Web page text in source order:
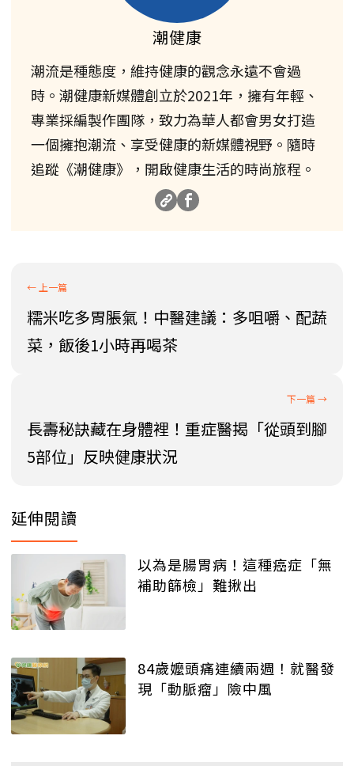
潮健康
潮流是種態度，維持健康的觀念永遠不會過
時。潮健康新媒體創立於2021年，擁有年輕、
專業採編製作團隊，致力為華人都會男女打造
一個擁抱潮流、享受健康的新媒體視野。隨時
追蹤《潮健康》，開啟健康生活的時尚旅程。
糯米吃多胃脹氣！中醫建議：多咀嚼、配蔬
菜，飯後1小時再喝茶
長壽秘訣藏在身體裡！重症醫揭「從頭到腳
5部位」反映健康狀況
延伸閱讀
以為是腸胃病！這種癌症「無
補助篩檢」難揪出
84歲嬤頭痛連續兩週！就醫發
現「動脈瘤」險中風